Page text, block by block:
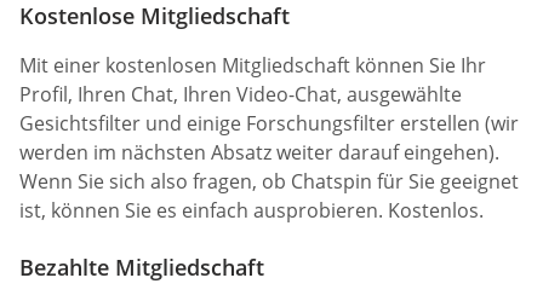
Kostenlose Mitgliedschaft
Mit einer kostenlosen Mitgliedschaft können Sie Ihr
Profil, Ihren Chat, Ihren Video-Chat, ausgewählte
Gesichtsfilter und einige Forschungsfilter erstellen (wir
werden im nächsten Absatz weiter darauf eingehen).
Wenn Sie sich also fragen, ob Chatspin für Sie geeignet
ist, können Sie es einfach ausprobieren. Kostenlos.
Bezahlte Mitgliedschaft